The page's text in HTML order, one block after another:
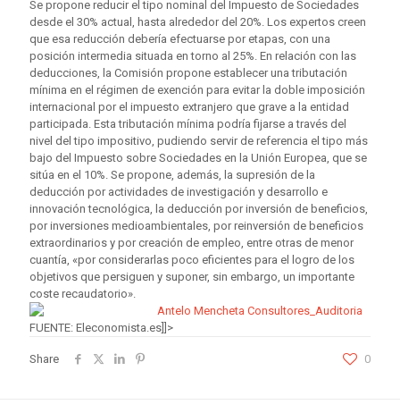
Se propone reducir el tipo nominal del Impuesto de Sociedades
desde el 30% actual, hasta alrededor del 20%. Los expertos creen
que esa reducción debería efectuarse por etapas, con una
posición intermedia situada en torno al 25%. En relación con las
deducciones, la Comisión propone establecer una tributación
mínima en el régimen de exención para evitar la doble imposición
internacional por el impuesto extranjero que grave a la entidad
participada. Esta tributación mínima podría fijarse a través del
nivel del tipo impositivo, pudiendo servir de referencia el tipo más
bajo del Impuesto sobre Sociedades en la Unión Europea, que se
sitúa en el 10%. Se propone, además, la supresión de la
deducción por actividades de investigación y desarrollo e
innovación tecnológica, la deducción por inversión de beneficios,
por inversiones medioambientales, por reinversión de beneficios
extraordinarios y por creación de empleo, entre otras de menor
cuantía, «por considerarlas poco eficientes para el logro de los
objetivos que persiguen y suponer, sin embargo, un importante
coste recaudatorio».
FUENTE: Eleconomista.es]]>
Share 0